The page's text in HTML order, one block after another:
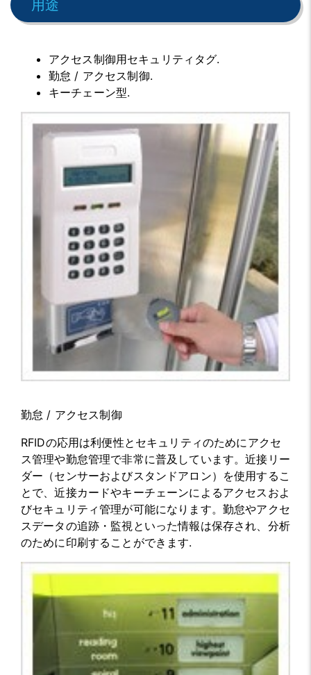
用途
アクセス制御用セキュリティタグ.
勤怠 / アクセス制御.
キーチェーン型.
勤怠 / アクセス制御
RFIDの応用は利便性とセキュリティのためにアクセ
ス管理や勤怠管理で非常に普及しています。近接リー
ダー（センサーおよびスタンドアロン）を使用するこ
とで、近接カードやキーチェーンによるアクセスおよ
びセキュリティ管理が可能になります。勤怠やアクセ
スデータの追跡・監視といった情報は保存され、分析
のために印刷することができます.